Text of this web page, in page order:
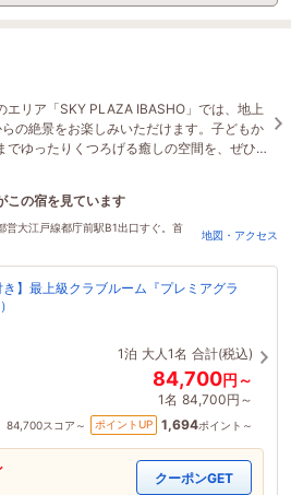
エリア「SKY PLAZA IBASHO」では、地上
の絶景をお楽しみいただけます。子どもか
でゆったりくつろげる癒しの空間を、ぜひ
ださい♪
この宿を見ています
今予約されました
営大江戸線都庁前駅B1出口すぐ。首
地図・アクセス
】最上級クラブルーム『プレミアグラ
1泊 大人1名 合計(税込)
84,700円～
1名 84,700円～
84,700スコア～ ポイントUP 1,694ポイント～
クーポンGET